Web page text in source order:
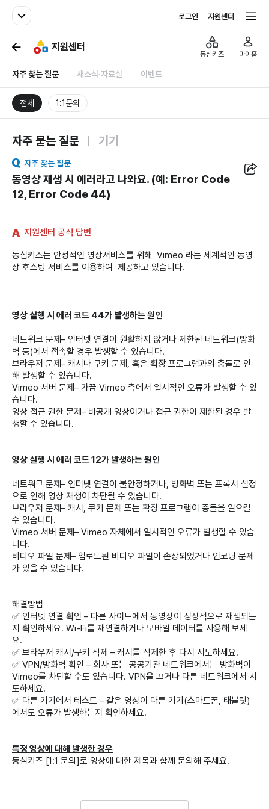
패밀리사이트
로그인 지원센터
지원센터
자주 찾는 질문 새소식·자료실 이벤트
동심키즈 마이홈
전체 1:1문의
자주 묻는 질문 기기
자주 찾는 질문
동영상 재생 시 에러라고 나와요. (예: Error Code
12, Error Code 44)
지원센터 공식 답변
동심키즈는 안정적인 영상서비스를 위해 Vimeo 라는 세계적인 동영
상 호스팅 서비스를 이용하여 제공하고 있습니다.
영상 실행 시 에러 코드 44가 발생하는 원인
네트워크 문제– 인터넷 연결이 원활하지 않거나 제한된 네트워크(방화
벽 등)에서 접속할 경우 발생할 수 있습니다.
브라우저 문제– 캐시나 쿠키 문제, 혹은 확장 프로그램과의 충돌로 인
해 발생할 수 있습니다.
Vimeo 서버 문제– 가끔 Vimeo 측에서 일시적인 오류가 발생할 수 있
습니다.
영상 접근 권한 문제– 비공개 영상이거나 접근 권한이 제한된 경우 발
생할 수 있습니다.
영상 실행 시 에러 코드 12가 발생하는 원인
네트워크 문제– 인터넷 연결이 불안정하거나, 방화벽 또는 프록시 설정
으로 인해 영상 재생이 차단될 수 있습니다.
브라우저 문제– 캐시, 쿠키 문제 또는 확장 프로그램이 충돌을 일으킬
수 있습니다.
Vimeo 서버 문제– Vimeo 자체에서 일시적인 오류가 발생할 수 있습
니다.
비디오 파일 문제– 업로드된 비디오 파일이 손상되었거나 인코딩 문제
가 있을 수 있습니다.
해결방법
✅ 인터넷 연결 확인 – 다른 사이트에서 동영상이 정상적으로 재생되는
지 확인하세요. Wi-Fi를 재연결하거나 모바일 데이터를 사용해 보세
요.
✅ 브라우저 캐시/쿠키 삭제 – 캐시를 삭제한 후 다시 시도하세요.
✅ VPN/방화벽 확인 – 회사 또는 공공기관 네트워크에서는 방화벽이
Vimeo를 차단할 수도 있습니다. VPN을 끄거나 다른 네트워크에서 시
도하세요.
✅ 다른 기기에서 테스트 – 같은 영상이 다른 기기(스마트폰, 태블릿)
에서도 오류가 발생하는지 확인하세요.
특정 영상에 대해 발생한 경우
동심키즈 [1:1 문의]로 영상에 대한 제목과 함께 문의해 주세요.